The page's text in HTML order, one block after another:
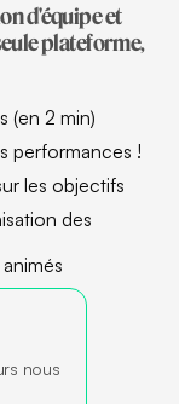
d'équipe et
plateforme,
(en 2 min)
performances !
les objectifs
des
nous